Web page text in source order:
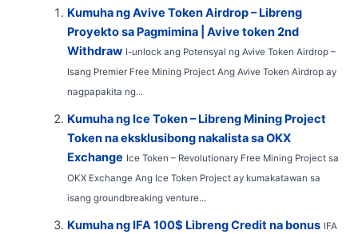
Kumuha ng Avive Token Airdrop – Libreng
Proyekto sa Pagmimina | Avive token 2nd
Withdraw I-unlock ang Potensyal ng Avive Token Airdrop –
Isang Premier Free Mining Project Ang Avive Token Airdrop ay
nagpapakita ng...
Kumuha ng Ice Token – Libreng Mining Project
Token na eksklusibong nakalista sa OKX
Exchange Ice Token – Revolutionary Free Mining Project sa
OKX Exchange Ang Ice Token Project ay kumakatawan sa
isang groundbreaking venture...
Kumuha ng IFA 100$ Libreng Credit na bonus IFA